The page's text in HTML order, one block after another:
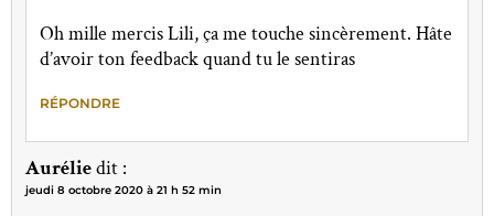
Oh mille mercis Lili, ça me touche sincèrement. Hâte
d’avoir ton feedback quand tu le sentiras
RÉPONDRE
Auréliedit :
jeudi 8 octobre 2020 à 21 h 52 min